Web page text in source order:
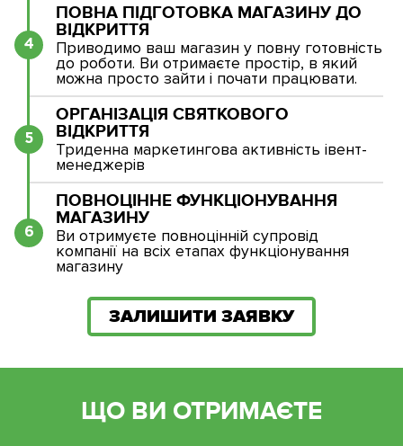
4
ПОВНА ПІДГОТОВКА МАГАЗИНУ ДО
ВІДКРИТТЯ
Приводимо ваш магазин у повну готовність
до роботи. Ви отримаєте простір, в який
можна просто зайти і почати працювати.
5
ОРГАНІЗАЦІЯ СВЯТКОВОГО
ВІДКРИТТЯ
Триденна маркетингова активність івент-
менеджерів
6
ПОВНОЦІННЕ ФУНКЦІОНУВАННЯ
МАГАЗИНУ
Ви отримуєте повноцінній супровід
компанії на всіх етапах функціонування
магазину
ЗАЛИШИТИ ЗАЯВКУ
ЩО ВИ ОТРИМАЄТЕ